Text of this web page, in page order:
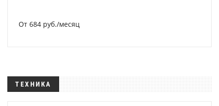
От 684 руб./месяц
ТЕХНИКА